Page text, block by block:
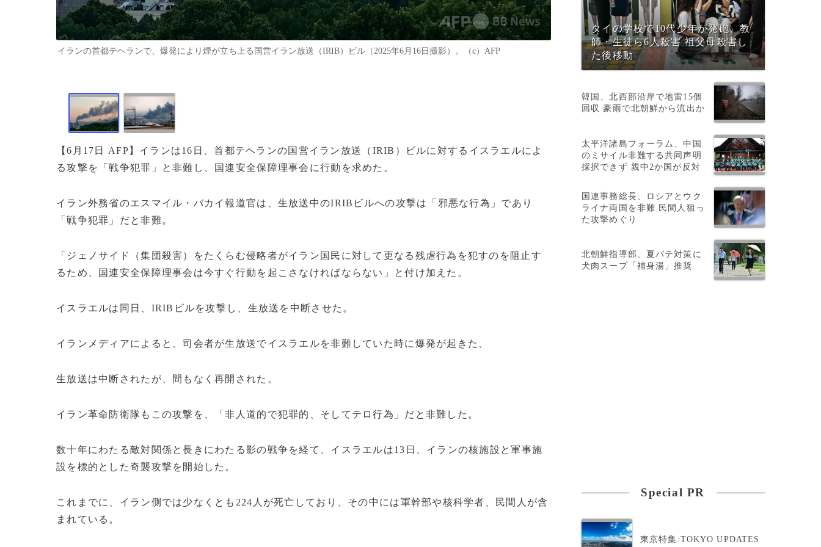
イランの首都テヘランで、爆発により煙が立ち上る国営イラン放送（IRIB）ビル（2025年6月16日撮影）。（c）AFP
【6月17日 AFP】イランは16日、首都テヘランの国営イラン放送（IRIB）ビルに対するイスラエルによ
る攻撃を「戦争犯罪」と非難し、国連安全保障理事会に行動を求めた。
イラン外務省のエスマイル・バカイ報道官は、生放送中のIRIBビルへの攻撃は「邪悪な行為」であり
「戦争犯罪」だと非難。
「ジェノサイド（集団殺害）をたくらむ侵略者がイラン国民に対して更なる残虐行為を犯すのを阻止す
るため、国連安全保障理事会は今すぐ行動を起こさなければならない」と付け加えた。
イスラエルは同日、IRIBビルを攻撃し、生放送を中断させた。
イランメディアによると、司会者が生放送でイスラエルを非難していた時に爆発が起きた、
生放送は中断されたが、間もなく再開された。
イラン革命防衛隊もこの攻撃を、「非人道的で犯罪的、そしてテロ行為」だと非難した。
数十年にわたる敵対関係と長きにわたる影の戦争を経て、イスラエルは13日、イランの核施設と軍事施
設を標的とした奇襲攻撃を開始した。
これまでに、イラン側では少なくとも224人が死亡しており、その中には軍幹部や核科学者、民間人が含
まれている。
タイの学校で10代少年が発砲、教
師・生徒ら6人殺害 祖父母殺害し
た後移動
韓国、北西部沿岸で地雷15個
回収 豪雨で北朝鮮から流出か
太平洋諸島フォーラム、中国
のミサイル非難する共同声明
採択できず 親中2か国が反対
国連事務総長、ロシアとウク
ライナ両国を非難 民間人狙っ
た攻撃めぐり
北朝鮮指導部、夏バテ対策に
犬肉スープ「補身湯」推奨
Special PR
東京特集:TOKYO UPDATES